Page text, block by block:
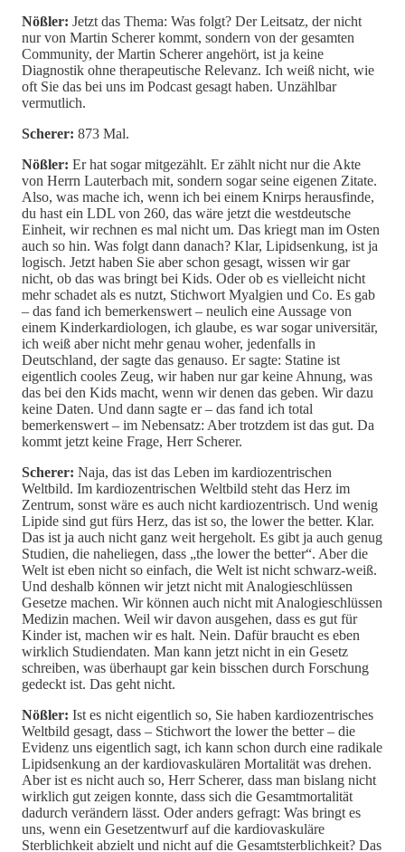
Nößler: Jetzt das Thema: Was folgt? Der Leitsatz, der nicht
nur von Martin Scherer kommt, sondern von der gesamten
Community, der Martin Scherer angehört, ist ja keine
Diagnostik ohne therapeutische Relevanz. Ich weiß nicht, wie
oft Sie das bei uns im Podcast gesagt haben. Unzählbar
vermutlich.
Scherer: 873 Mal.
Nößler: Er hat sogar mitgezählt. Er zählt nicht nur die Akte
von Herrn Lauterbach mit, sondern sogar seine eigenen Zitate.
Also, was mache ich, wenn ich bei einem Knirps herausfinde,
du hast ein LDL von 260, das wäre jetzt die westdeutsche
Einheit, wir rechnen es mal nicht um. Das kriegt man im Osten
auch so hin. Was folgt dann danach? Klar, Lipidsenkung, ist ja
logisch. Jetzt haben Sie aber schon gesagt, wissen wir gar
nicht, ob das was bringt bei Kids. Oder ob es vielleicht nicht
mehr schadet als es nutzt, Stichwort Myalgien und Co. Es gab
– das fand ich bemerkenswert – neulich eine Aussage von
einem Kinderkardiologen, ich glaube, es war sogar universitär,
ich weiß aber nicht mehr genau woher, jedenfalls in
Deutschland, der sagte das genauso. Er sagte: Statine ist
eigentlich cooles Zeug, wir haben nur gar keine Ahnung, was
das bei den Kids macht, wenn wir denen das geben. Wir dazu
keine Daten. Und dann sagte er – das fand ich total
bemerkenswert – im Nebensatz: Aber trotzdem ist das gut. Da
kommt jetzt keine Frage, Herr Scherer.
Scherer: Naja, das ist das Leben im kardiozentrischen
Weltbild. Im kardiozentrischen Weltbild steht das Herz im
Zentrum, sonst wäre es auch nicht kardiozentrisch. Und wenig
Lipide sind gut fürs Herz, das ist so, the lower the better. Klar.
Das ist ja auch nicht ganz weit hergeholt. Es gibt ja auch genug
Studien, die naheliegen, dass „the lower the better“. Aber die
Welt ist eben nicht so einfach, die Welt ist nicht schwarz-weiß.
Und deshalb können wir jetzt nicht mit Analogieschlüssen
Gesetze machen. Wir können auch nicht mit Analogieschlüssen
Medizin machen. Weil wir davon ausgehen, dass es gut für
Kinder ist, machen wir es halt. Nein. Dafür braucht es eben
wirklich Studiendaten. Man kann jetzt nicht in ein Gesetz
schreiben, was überhaupt gar kein bisschen durch Forschung
gedeckt ist. Das geht nicht.
Nößler: Ist es nicht eigentlich so, Sie haben kardiozentrisches
Weltbild gesagt, dass – Stichwort the lower the better – die
Evidenz uns eigentlich sagt, ich kann schon durch eine radikale
Lipidsenkung an der kardiovaskulären Mortalität was drehen.
Aber ist es nicht auch so, Herr Scherer, dass man bislang nicht
wirklich gut zeigen konnte, dass sich die Gesamtmortalität
dadurch verändern lässt. Oder anders gefragt: Was bringt es
uns, wenn ein Gesetzentwurf auf die kardiovaskuläre
Sterblichkeit abzielt und nicht auf die Gesamtsterblichkeit? Das